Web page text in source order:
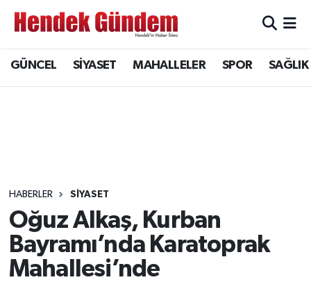
GÜNCEL SİYASET MAHALLELER SPOR SAĞLIK
HABERLER SİYASET
Oğuz Alkaş, Kurban
Bayramı’nda Karatoprak
Mahallesi’nde
Sakarya Hava Durumu
Süper Lig Puan Durumu ve Fikstür
Tüm Manşetler
Son Dakika Haberleri